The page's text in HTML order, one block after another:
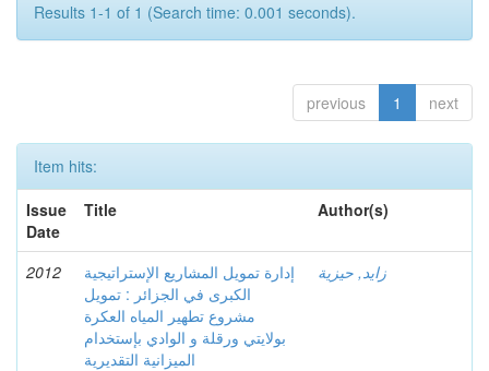
Results 1-1 of 1 (Search time: 0.001 seconds).
previous 1 next
Item hits:
Issue
Date
Title Author(s)
2012
إدارة تمويل المشاريع الإستراتيجية
الكبرى في الجزائر : تمويل
مشروع تطهير المياه العكرة
بولايتي ورقلة و الوادي بإستخدام
الميزانية التقديرية
زايد, حيزية